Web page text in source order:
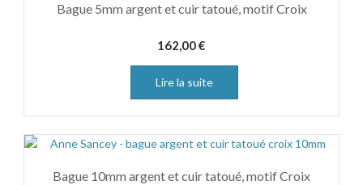
Bague 5mm argent et cuir tatoué, motif Croix
162,00€
Lire la suite
Bague 10mm argent et cuir tatoué, motif Croix